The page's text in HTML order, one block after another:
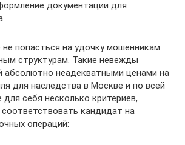
документации для
не попасться на удочку мошенникам
структурам. Такие невежды
абсолютно неадекватными ценами на
для наследства в Москве и по всей
себя несколько критериев,
кандидат на
операций: